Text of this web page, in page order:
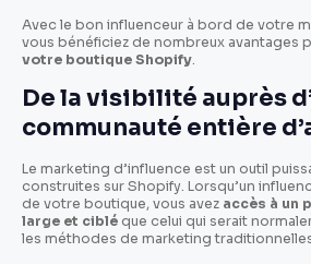
Avec le bon influenceur à bord de votre
vous bénéficiez de nombreux avantages
votre boutique Shopify.
De la visibilité auprès
communauté entière
Le marketing d’influence est un outil
construites sur Shopify. Lorsqu’un
de votre boutique, vous avez accès à un
large et ciblé que celui qui serait
les méthodes de marketing